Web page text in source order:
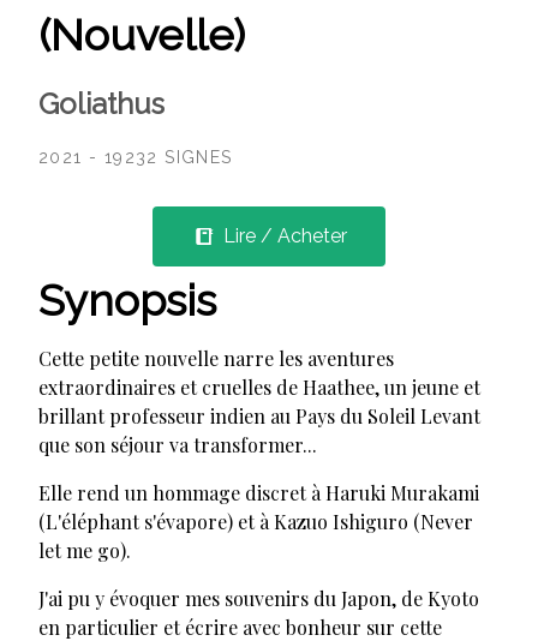
(Nouvelle)
Goliathus
2021 - 19232 SIGNES
Lire / Acheter
Synopsis
Cette petite nouvelle narre les aventures
extraordinaires et cruelles de Haathee, un jeune et
brillant professeur indien au Pays du Soleil Levant
que son séjour va transformer...
Elle rend un hommage discret à Haruki Murakami
(L'éléphant s'évapore) et à Kazuo Ishiguro (Never
let me go).
J'ai pu y évoquer mes souvenirs du Japon, de Kyoto
en particulier et écrire avec bonheur sur cette